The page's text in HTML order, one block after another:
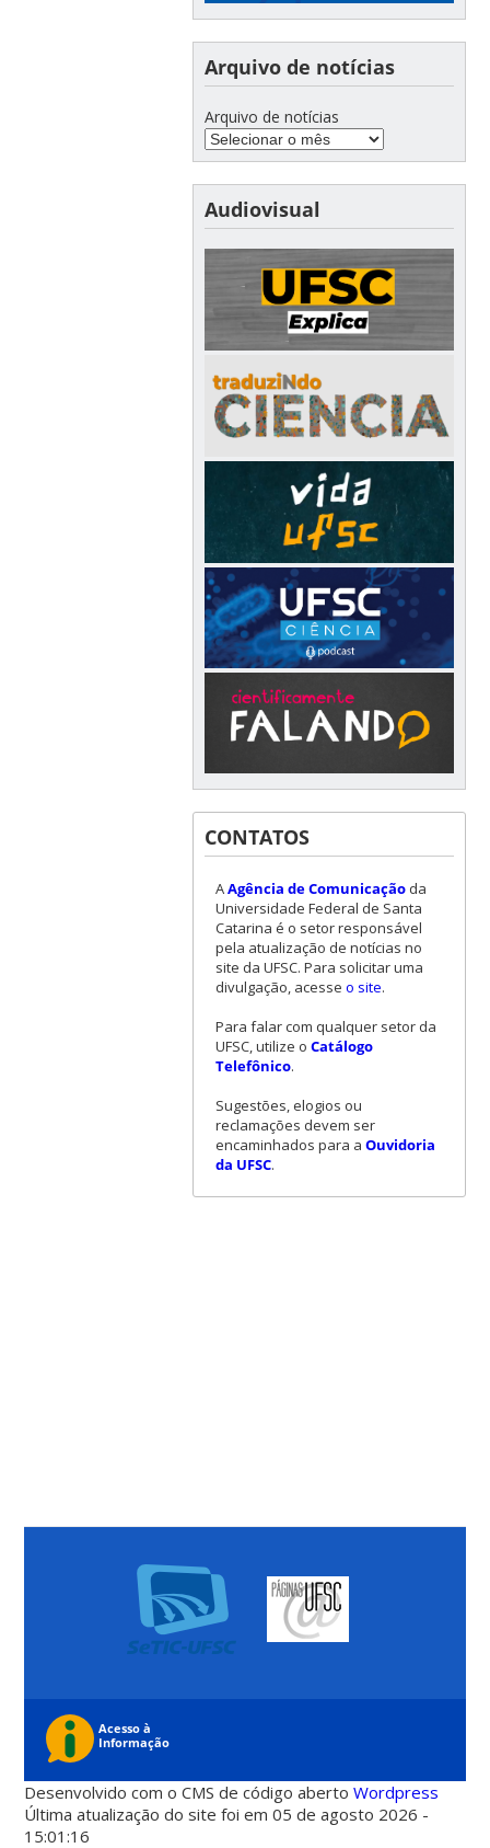
Arquivo de notícias
Arquivo de notícias
Audiovisual
CONTATOS
AAgência de Comunicaçãoda
Universidade Federal de Santa
Catarina é o setor responsável
pela atualização de notícias no
site da UFSC. Para solicitar uma
divulgação, acesse o site.
Para falar com qualquer setor da
UFSC, utilize o Catálogo
Telefônico.
Sugestões, elogios ou
reclamações devem ser
encaminhados para a Ouvidoria
da UFSC.
Desenvolvido com o CMS de código abertoWordpress
Última atualização do site foi em 05 de agosto 2026 -
15:01:16